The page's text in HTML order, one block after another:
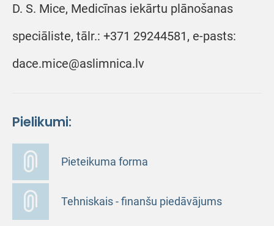
D. S. Mice, Medicīnas iekārtu plānošanas
speciāliste, tālr.: +371 29244581, e-pasts:
dace.mice@aslimnica.lv
Pielikumi:
Pieteikuma forma
Tehniskais - finanšu piedāvājums